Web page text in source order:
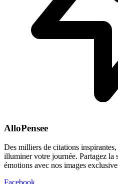
AlloPensee
Des milliers de citations
illuminer votre journée. Partagez la
émotions avec nos images